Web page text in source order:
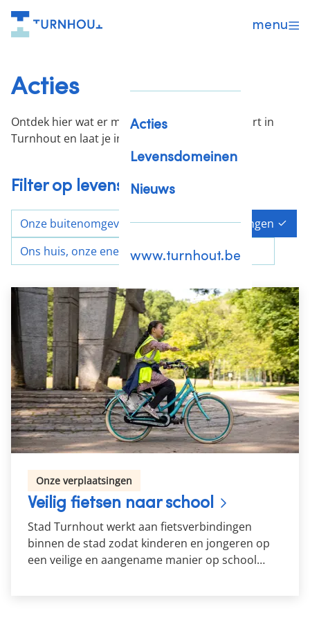
menu
Acties
Levensdomeinen
Nieuws
www.turnhout.be
Acties
Ontdek hier wat er momenteel allemaal gebeurt in
Turnhout en laat je inspireren!
Filter op levensdomein
Onze buitenomgeving
Onze verplaatsingen
Ons huis, onze energie
Onze levensstijl
Veilig fietsen naar school
Onze verplaatsingen
Stad Turnhout werkt aan fietsverbindingen
binnen de stad zodat kinderen en jongeren op
een veilige en aangename manier op school